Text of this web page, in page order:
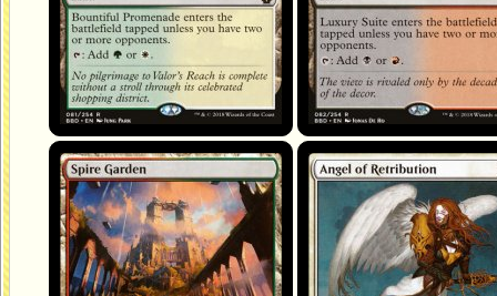
Jardin des cimes Ange du châtiment